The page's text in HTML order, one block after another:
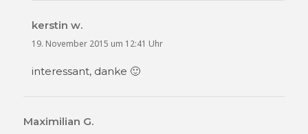
kerstin w.
19. November 2015 um 12:41 Uhr
interessant, danke 🙂
Maximilian G.